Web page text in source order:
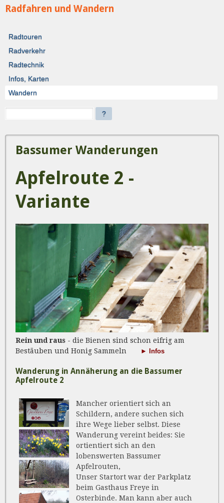
Radfahren und Wandern
Radtouren
Radverkehr
Radtechnik
Infos, Karten
Wandern
?
Bassumer Wanderungen
Apfelroute 2 -
Variante
Rein und raus - die Bienen sind schon eifrig am
Bestäuben und Honig Sammeln
► Infos
Wanderung in Annäherung an die Bassumer
Apfelroute 2
Mancher orientiert sich an
Schildern, andere suchen sich
ihre Wege lieber selbst. Diese
Wanderung vereint beides: Sie
ortientiert sich an den
lobenswerten Bassumer
Apfelrouten,
Unser Startort war der Parkplatz
beim Gasthaus Freye in
Osterbinde. Man kann aber auch